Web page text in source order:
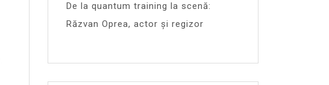
De la quantum training la scenă:
Răzvan Oprea, actor și regizor